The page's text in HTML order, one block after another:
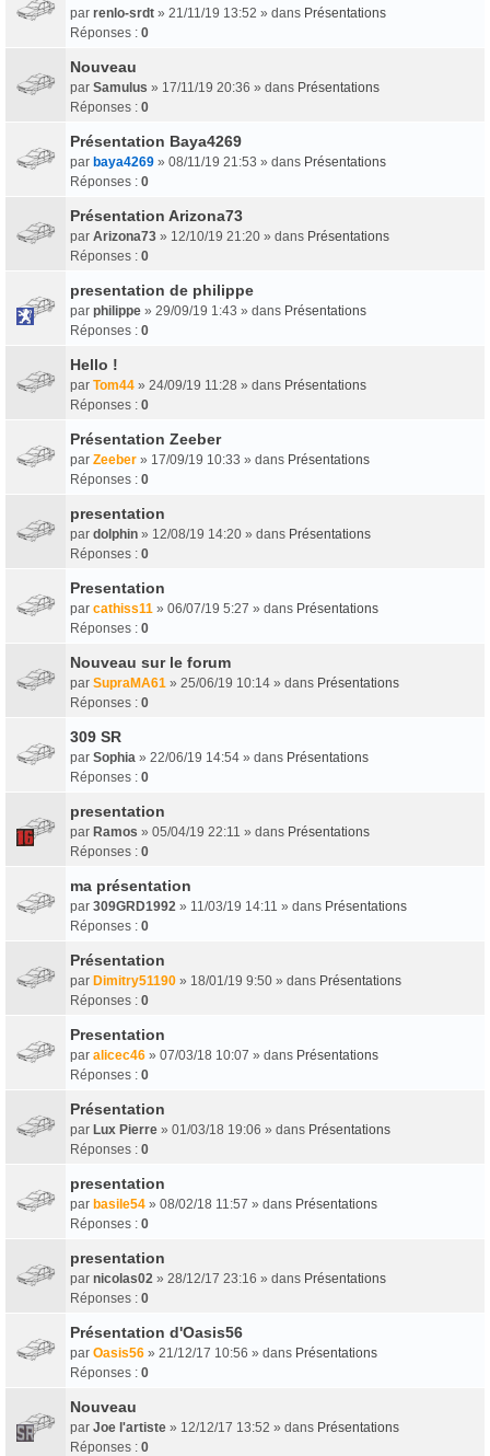
par renlo-srdt » 21/11/19 13:52 » dans Présentations
Réponses : 0
Nouveau
par Samulus » 17/11/19 20:36 » dans Présentations
Réponses : 0
Présentation Baya4269
par baya4269 » 08/11/19 21:53 » dans Présentations
Réponses : 0
Présentation Arizona73
par Arizona73 » 12/10/19 21:20 » dans Présentations
Réponses : 0
presentation de philippe
par philippe » 29/09/19 1:43 » dans Présentations
Réponses : 0
Hello !
par Tom44 » 24/09/19 11:28 » dans Présentations
Réponses : 0
Présentation Zeeber
par Zeeber » 17/09/19 10:33 » dans Présentations
Réponses : 0
presentation
par dolphin » 12/08/19 14:20 » dans Présentations
Réponses : 0
Presentation
par cathiss11 » 06/07/19 5:27 » dans Présentations
Réponses : 0
Nouveau sur le forum
par SupraMA61 » 25/06/19 10:14 » dans Présentations
Réponses : 0
309 SR
par Sophia » 22/06/19 14:54 » dans Présentations
Réponses : 0
presentation
par Ramos » 05/04/19 22:11 » dans Présentations
Réponses : 0
ma présentation
par 309GRD1992 » 11/03/19 14:11 » dans Présentations
Réponses : 0
Présentation
par Dimitry51190 » 18/01/19 9:50 » dans Présentations
Réponses : 0
Presentation
par alicec46 » 07/03/18 10:07 » dans Présentations
Réponses : 0
Présentation
par Lux Pierre » 01/03/18 19:06 » dans Présentations
Réponses : 0
presentation
par basile54 » 08/02/18 11:57 » dans Présentations
Réponses : 0
presentation
par nicolas02 » 28/12/17 23:16 » dans Présentations
Réponses : 0
Présentation d'Oasis56
par Oasis56 » 21/12/17 10:56 » dans Présentations
Réponses : 0
Nouveau
par Joe l'artiste » 12/12/17 13:52 » dans Présentations
Réponses : 0